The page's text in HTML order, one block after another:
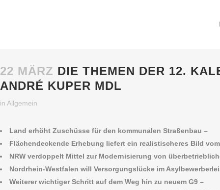
22 MÄRZ DIE THEMEN DER 12.
ANDRÉ KUPER MDL
in Allgemein
Land erhöht Zuschüsse für den kommunalen Straßenbau –
Flächendeckende Erhebung liefert ein realistischeres Bild
NRW verdoppelt Mittel zur Modernisierung von
Nordrhein-Westfalen will Versorgungslücke im
Weiterer wichtiger Schritt auf dem Weg hin zu neuem G9 –